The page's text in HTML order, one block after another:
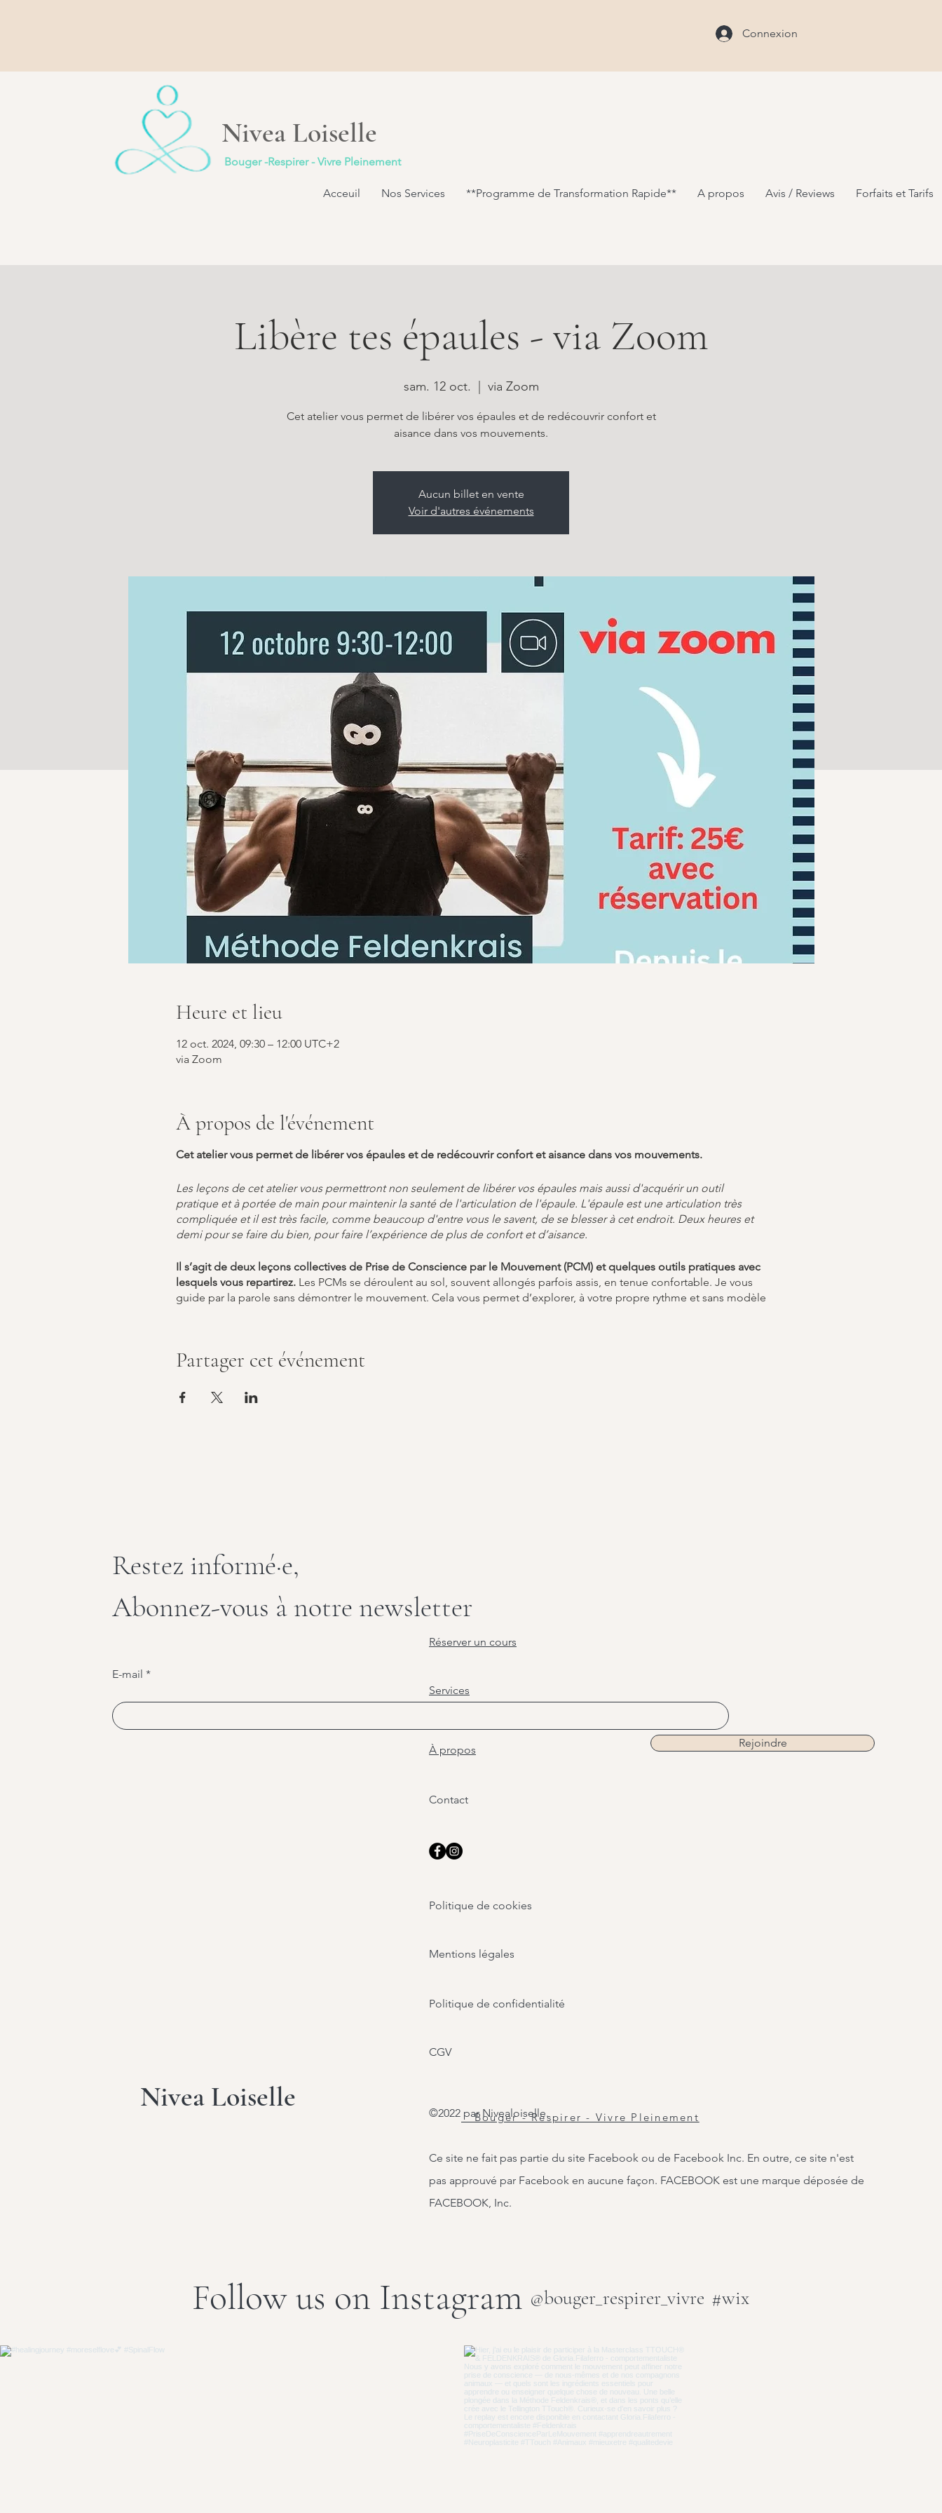
Connexion
Nivea Loiselle
Bouger -Respirer - Vivre Pleinement
Acceuil Nos Services **Programme de Transformation Rapide** A propos Avis / Reviews Forfaits et Tarifs
Libère tes épaules - via Zoom
sam. 12 oct. via Zoom
Cet atelier vous permet de libérer vos épaules et de redécouvrir confort et
aisance dans vos mouvements.
Aucun billet en vente
Voir d'autres événements
Heure et lieu
12 oct. 2024, 09:30 – 12:00 UTC+2
via Zoom
À propos de l'événement
Cet atelier vous permet de libérer vos épaules et de redécouvrir confort et aisance dans vos mouvements.
Les leçons de cet atelier vous permettront non seulement de libérer vos épaules mais aussi d'acquérir un outil
pratique et à portée de main pour maintenir la santé de l'articulation de l'épaule. L'épaule est une articulation très
compliquée et il est très facile, comme beaucoup d'entre vous le savent, de se blesser à cet endroit. Deux heures et
demi pour se faire du bien, pour faire l’expérience de plus de confort et d’aisance.
Il s’agit de deux leçons collectives de Prise de Conscience par le Mouvement (PCM) et quelques outils pratiques avec
lesquels vous repartirez.Les PCMs se déroulent au sol, souvent allongés parfois assis, en tenue confortable. Je vous
guide par la parole sans démontrer le mouvement. Cela vous permet d’explorer, à votre propre rythme et sans modèle
Les leçons sont basées sur l’exploration de mouvements faciles mais inhabituels et exécutés «sans effort». Il ne s’agit
pas de répéter mécaniquement un geste, ni de le réussir, mais de prendre conscience des habitudes corporelles sous-
jacentes et de redécouvrir le plaisir de bouger librement, de respirer profondément et de vivre pleinement.
Partager cet événement
Restez informé·e,
Abonnez-vous à notre newsletter
E-mail
Rejoindre
Nivea Loiselle
Bouger - Respirer - Vivre Pleinement
Réserver un cours
Services
À propos
Contact
Politique de cookies
Mentions légales
Politique de confidentialité
CGV
©2022 par Nivealoiselle.
Ce site ne fait pas partie du site Facebook ou de Facebook Inc. En outre, ce site n'est
pas approuvé par Facebook en aucune façon. FACEBOOK est une marque déposée de
FACEBOOK, Inc.
Follow us on Instagram #wix
@bouger_respirer_vivre